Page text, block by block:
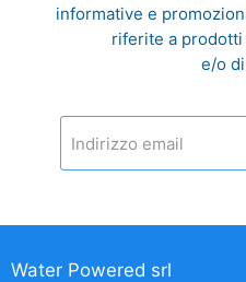
informative e
riferite a
e/o
Indirizzo email
Water Powered srl